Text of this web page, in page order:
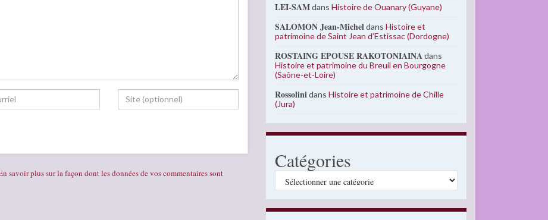
savoir plus sur la façon dont les données de vos commentaires sont
LEI-SAMdansHistoire de Ouanary (Guyane)
SALOMON Jean-MicheldansHistoire et
patrimoine de Saint Jean d’Estissac (Dordogne)
ROSTAING EPOUSE RAKOTONIAINAdans
Histoire et patrimoine du Breuil en Bourgogne
(Saône-et-Loire)
RossolinidansHistoire et patrimoine de Chille
(Jura)
Catégories
Catégories